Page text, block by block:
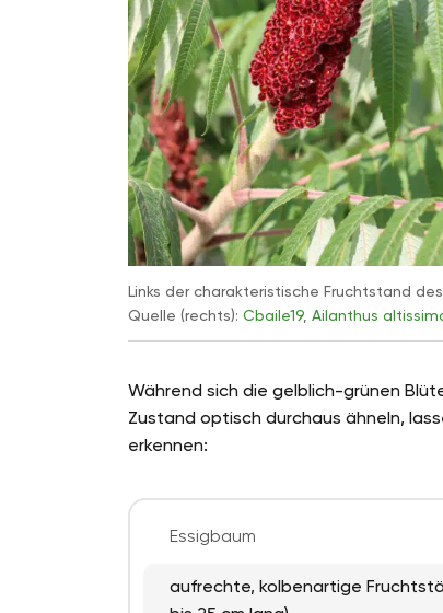
Links der charakteristische Fruchtstand
Quelle (rechts): Cbaile19, Ailanthus
Während sich die gelblich-grünen
Zustand optisch durchaus ähneln,
erkennen:
Essigbaum
aufrechte, kolbenartige